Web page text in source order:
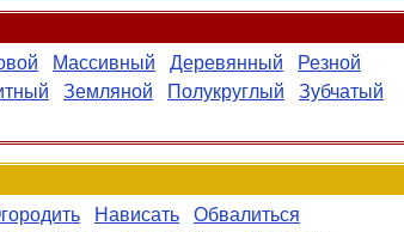
Массивный Деревянный
Резной
Земляной Полукруглый
Зубчатый
Нависать
Обвалиться